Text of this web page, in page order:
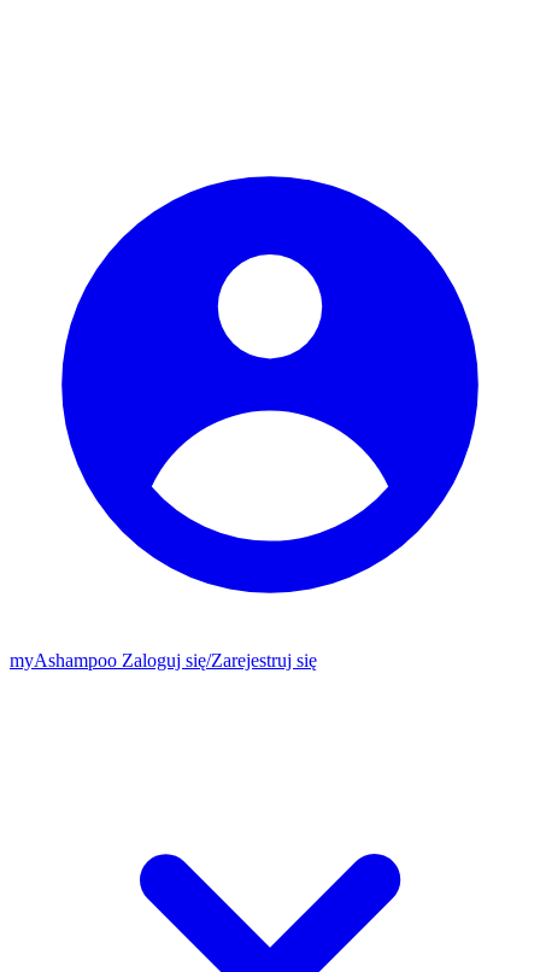
myAshampoo Zaloguj się/Zarejestruj się